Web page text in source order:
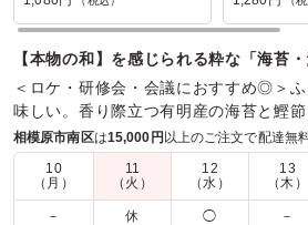
【本物の和】を感じられる粋な「海苔
＜ロケ・研修会・会議におすすめ◎＞
味しい。香り際立つ有明産の海苔と鰹
口当たり食感の天ぷら。一品一品のこだ
商品数： 締切日時： 1日前16:00 価格帯：
配達時間：
8:30～18:00
相模原市南区は15,000円以上のご注文で配達無
10
（月）
11
（火）
12
（水）
13
（木）
－ 休 ◯ －